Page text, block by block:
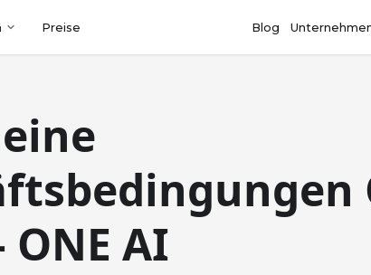
Preise Blog
ONE AI